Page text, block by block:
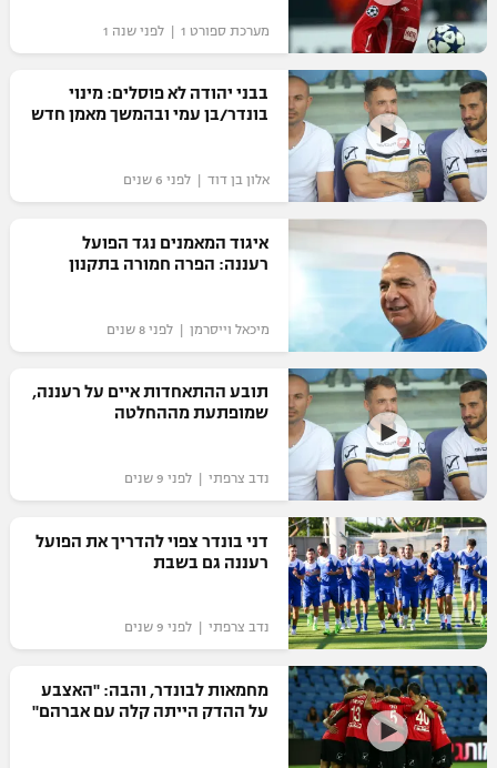
"מחצית בשכונה" – פודקאסט
משתתפים וזוכים בפרסים
תקנון משתתפים וזוכים בפרסים
תקנון עבור פעילות אלקטרה
תקנון עבור פעילות ספורט 1 – "מרלן"
טניס
גיימינג E-Sports
תנאי שימוש
מדיניות פרטיות
תקנון פעילות ספורט 1
רשיון להקרנה פומבית לבית עסק
הצטרפות לחבילת הערוצים
לוח דרושים – ג'ובנט
תגיות
המגזין
אופניים
ספורט מוטורי
כדורמים
פוטבול אמריקאי NFL
בייסבול MLB
ספורט אתגרי ואקסטרים
אומנויות לחימה
גיימינג E-Sports
מערכת ספורט 1 | לפני שנה 1
בבני יהודה לא פוסלים: מינוי
בונדר/בן עמי ובהמשך מאמן חדש
אלון בן דוד | לפני 6 שנים
איגוד המאמנים נגד הפועל
רעננה: הפרה חמורה בתקנון
מיכאל וייסרמן | לפני 8 שנים
תובע ההתאחדות איים על רעננה,
שמופתעת מההחלטה
נדב צרפתי | לפני 9 שנים
דני בונדר צפוי להדריך את הפועל
רעננה גם בשבת
נדב צרפתי | לפני 9 שנים
מחמאות לבונדר, והבה: "האצבע
על ההדק הייתה קלה עם אברהם"